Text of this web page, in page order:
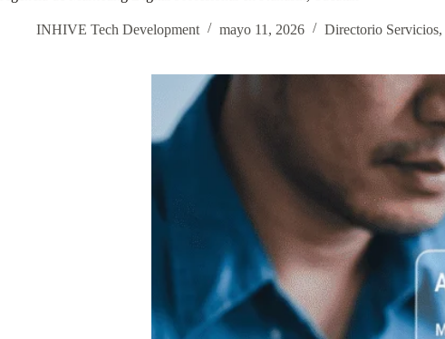
INHIVE Tech Development mayo 11, 2026 Directorio Servicios,